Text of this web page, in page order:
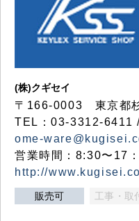
(株)クギセイ
〒166-0003 東京都
TEL：03-3312-6411
ome-
営業時間：8:30〜17
http://
販売可 工事・取